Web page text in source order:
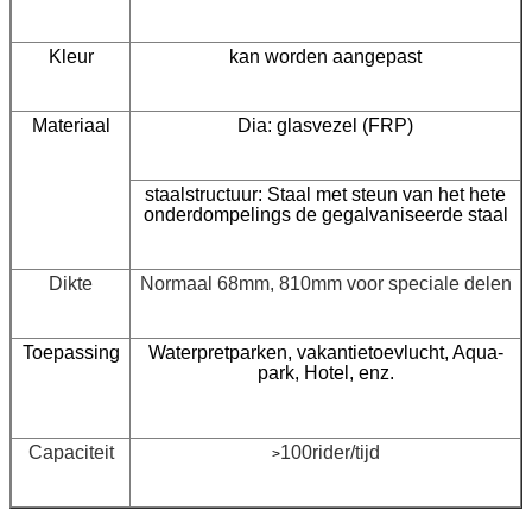
Kleur kan worden aangepast
Materiaal Dia: glasvezel (FRP)
staalstructuur: Staal met steun van het hete
onderdompelings de gegalvaniseerde staal
Dikte Normaal 68mm, 810mm voor speciale delen
Toepassing
Waterpretparken, vakantietoevlucht, Aqua-
park, Hotel, enz.
Capaciteit >100rider/tijd